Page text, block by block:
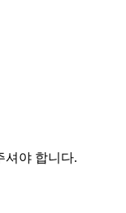
셔야 합니다.